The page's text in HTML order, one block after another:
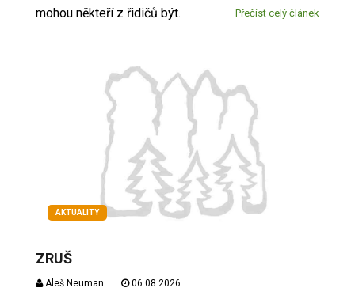
mohou někteří z řidičů být.
Přečíst celý článek
AKTUALITY
ZRUŠ
Aleš Neuman 06.08.2026